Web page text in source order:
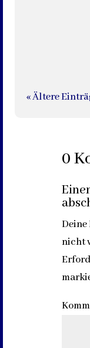
« Ältere
0
Deine
nicht